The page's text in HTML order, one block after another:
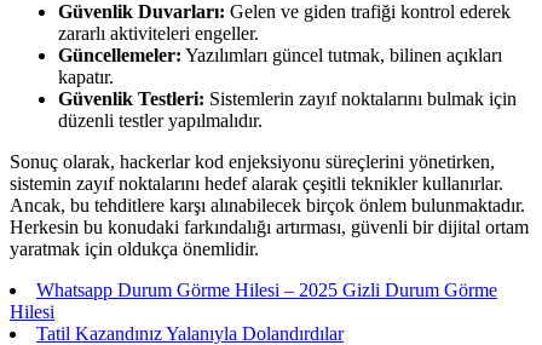
Güvenlik Duvarları: Gelen ve giden trafiği kontrol ederek
zararlı aktiviteleri engeller.
Güncellemeler: Yazılımları güncel tutmak, bilinen açıkları
kapatır.
Güvenlik Testleri: Sistemlerin zayıf noktalarını bulmak için
düzenli testler yapılmalıdır.
Sonuç olarak, hackerlar kod enjeksiyonu süreçlerini yönetirken,
sistemin zayıf noktalarını hedef alarak çeşitli teknikler kullanırlar.
Ancak, bu tehditlere karşı alınabilecek birçok önlem bulunmaktadır.
Herkesin bu konudaki farkındalığı artırması, güvenli bir dijital ortam
yaratmak için oldukça önemlidir.
Whatsapp Durum Görme Hilesi – 2025 Gizli Durum Görme
Hilesi
Tatil Kazandınız Yalanıyla Dolandırdılar